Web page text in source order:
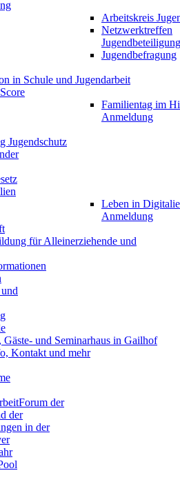
Arbeitskreis
Netzwerktreffen
Jugendbeteiligung
Jugendbefragung
in Schule und Jugendarbeit
Familientag im
Anmeldung
Jugendschutz
Leben in
Anmeldung
für Alleinerziehende und
Gäste- und Seminarhaus in Gailhof
Kontakt und mehr
Forum der
der
in der